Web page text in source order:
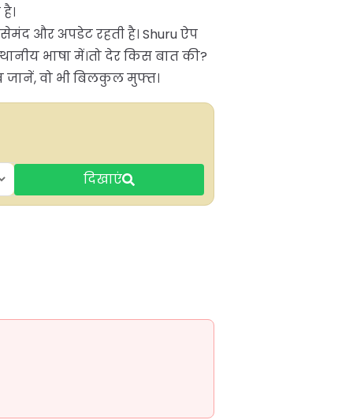
और अपडेट रहती है। Shuru ऐप
भाषा में।तो देर किस बात की?
जानें, वो भी बिलकुल मुफ्त।
दिखाएं